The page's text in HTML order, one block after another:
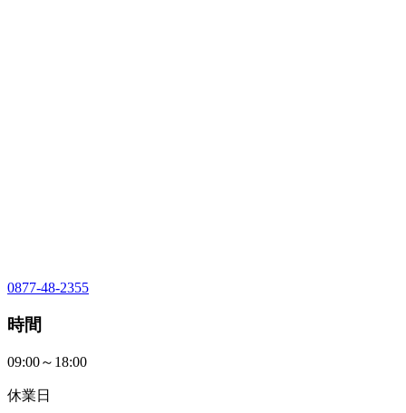
0877-48-2355
時間
09:00～18:00
休業日